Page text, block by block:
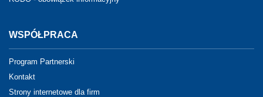
WSPÓŁPRACA
Program Partnerski
Kontakt
Strony internetowe dla firm